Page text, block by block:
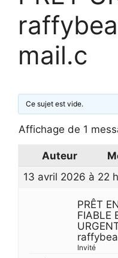
mail.c
Ce sujet est vide.
Affichage de 1
Auteur
13 avril 2026 à 22
PRÊT
FIABLE
Invité